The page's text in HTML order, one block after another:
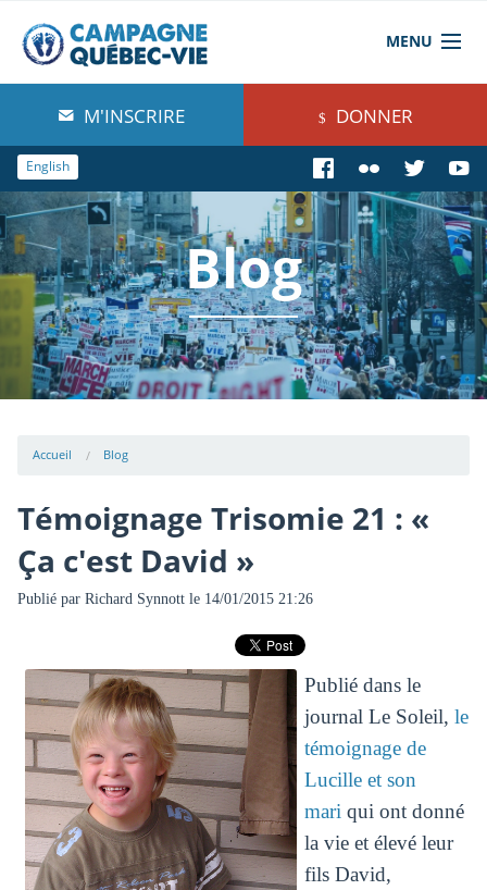
MENU
À propos de nous
Blog
Comprendre
Agir
Boutique
M'INSCRIRE DONNER
English
Blog
Accueil Blog
Témoignage Trisomie 21 : «
Ça c'est David »
Publié par Richard Synnottle 14/01/2015 21:26
Publié dans le
journal Le Soleil, le
témoignage de
Lucille et son
mariqui ont donné
la vie et élevé leur
fils David,